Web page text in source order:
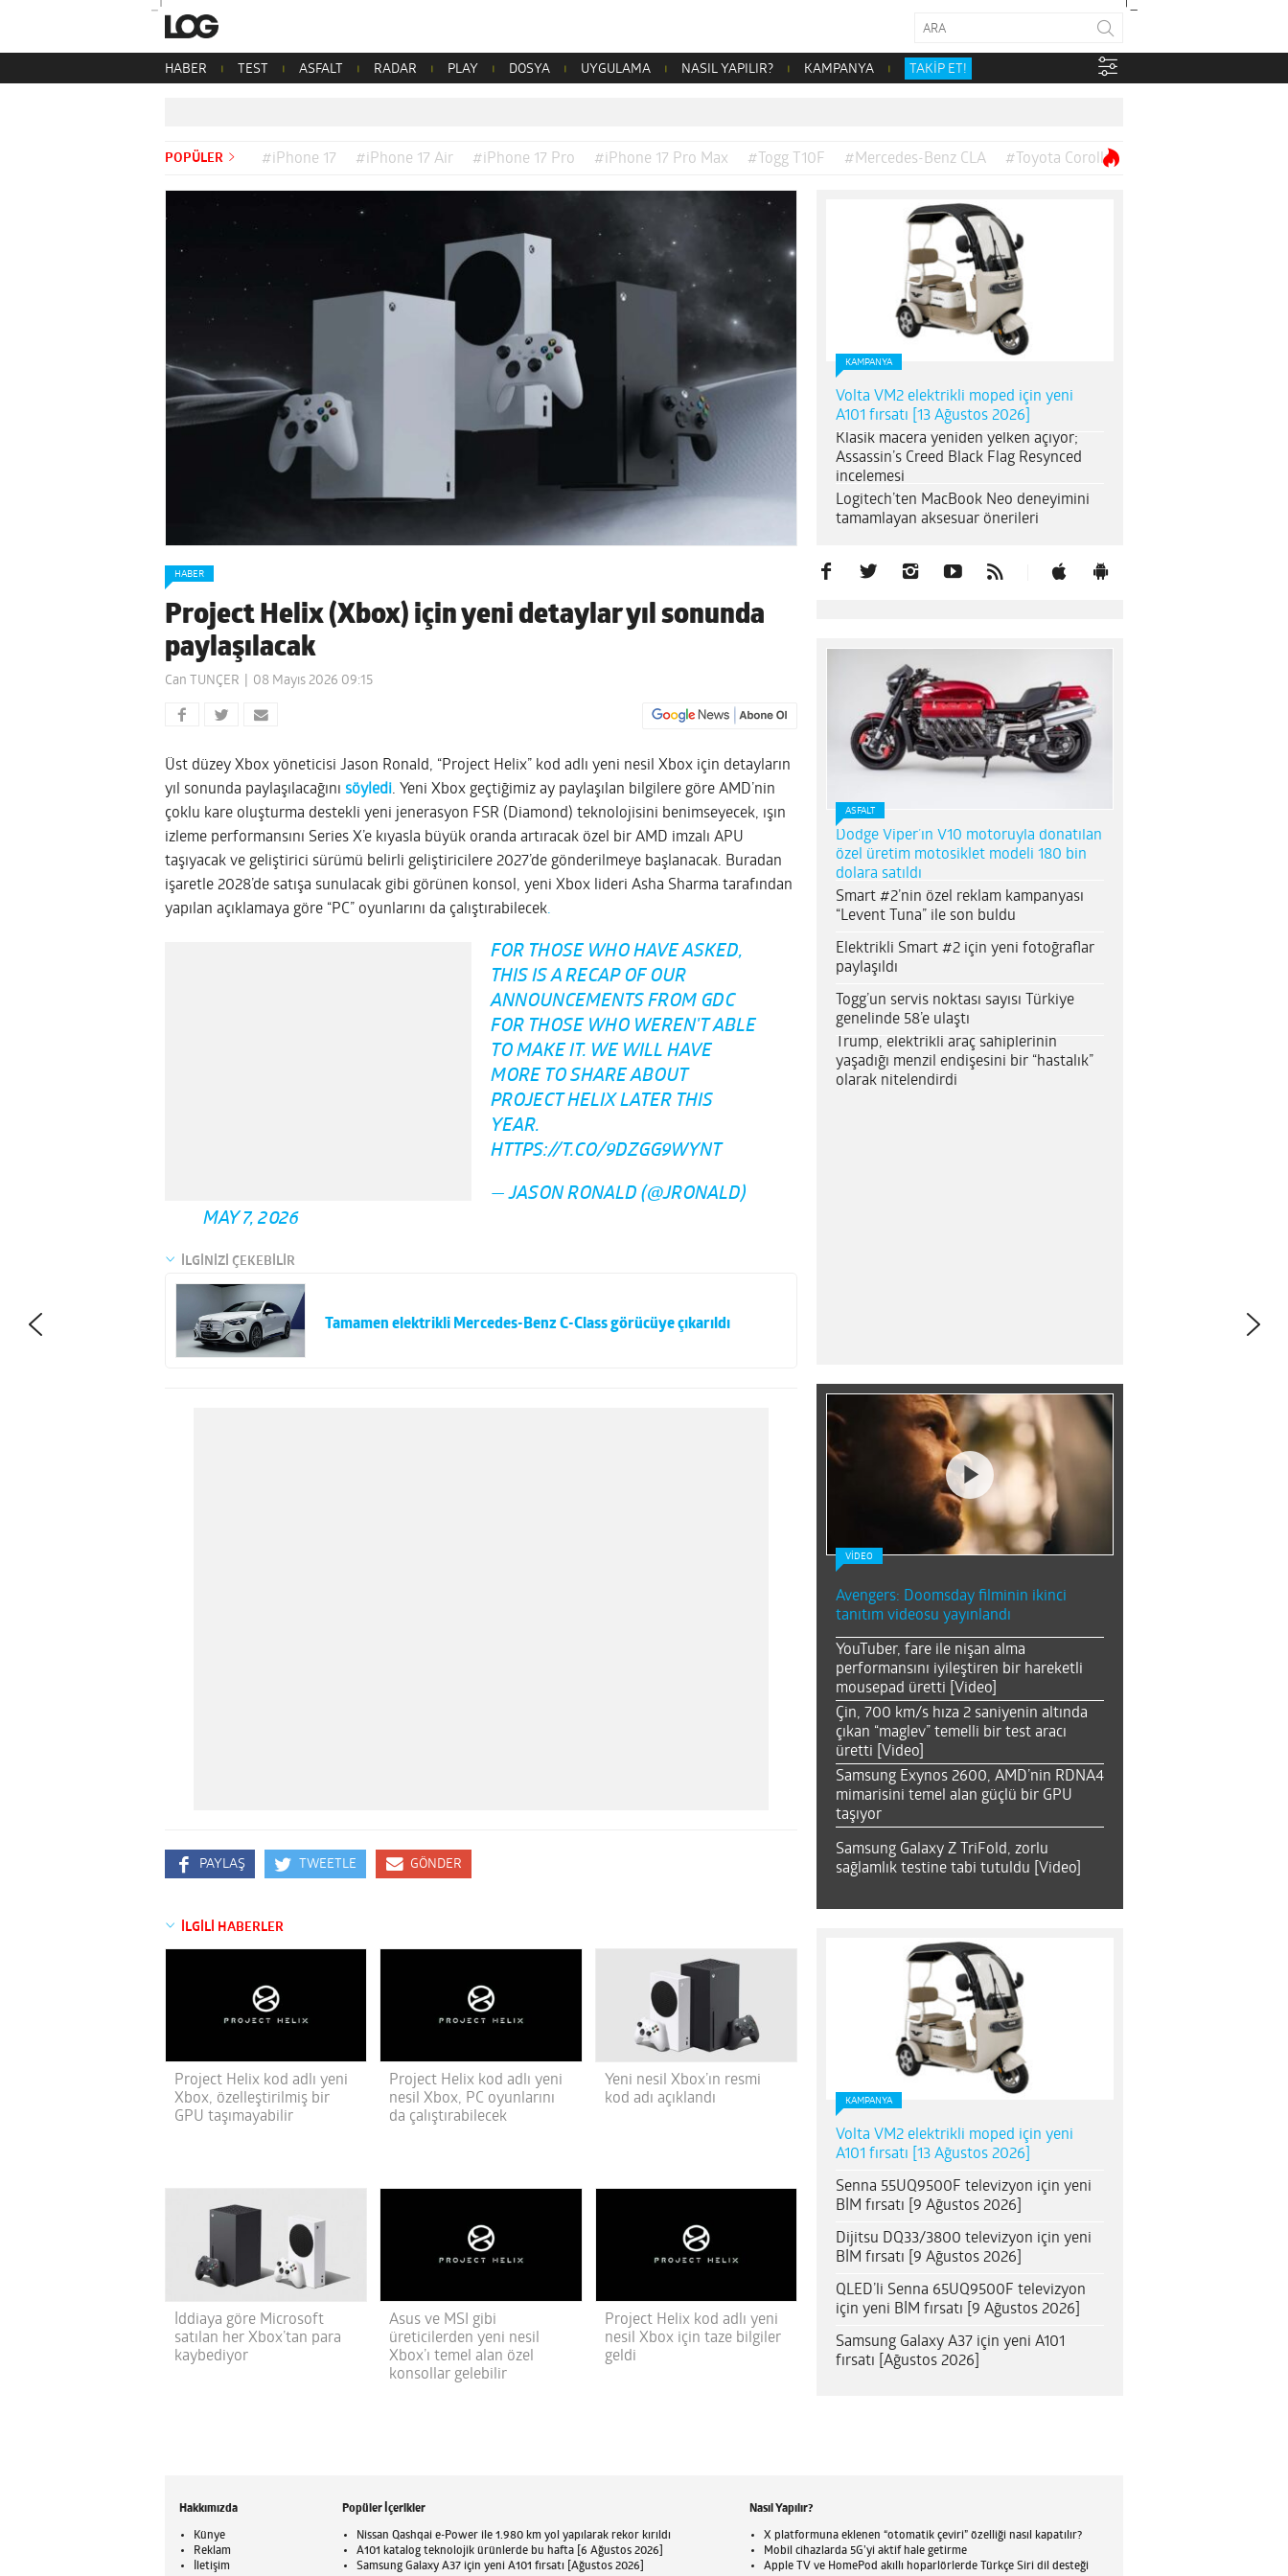
HABER TEST ASFALT RADAR PLAY DOSYA UYGULAMA NASIL YAPILIR? KAMPANYA TAKİP ET!
POPÜLER #iPhone 17 #iPhone 17 Air #iPhone 17 Pro #iPhone 17 Pro Max #Togg T10F #Mercedes-Benz CLA #Toyota Corolla
HABER
Project Helix (Xbox) için yeni detaylar yıl sonunda
paylaşılacak
Can TUNÇER 08 Mayıs 2026 09:15
Üst düzey Xbox yöneticisi Jason Ronald, “Project Helix” kod adlı yeni nesil Xbox için detayların
yıl sonunda paylaşılacağını söyledi. Yeni Xbox geçtiğimiz ay paylaşılan bilgilere göre AMD’nin
çoklu kare oluşturma destekli yeni jenerasyon FSR (Diamond) teknolojisini benimseyecek, ışın
izleme performansını Series X’e kıyasla büyük oranda artıracak özel bir AMD imzalı APU
taşıyacak ve geliştirici sürümü belirli geliştiricilere 2027’de gönderilmeye başlanacak. Buradan
işaretle 2028’de satışa sunulacak gibi görünen konsol, yeni Xbox lideri Asha Sharma tarafından
yapılan açıklamaya göre “PC” oyunlarını da çalıştırabilecek.
FOR THOSE WHO HAVE ASKED,
THIS IS A RECAP OF OUR
ANNOUNCEMENTS FROM GDC
FOR THOSE WHO WEREN'T ABLE
TO MAKE IT. WE WILL HAVE
MORE TO SHARE ABOUT
PROJECT HELIX LATER THIS
YEAR.
HTTPS://T.CO/9DZGG9WYNT
— JASON RONALD (@JRONALD)
MAY 7, 2026
İLGİNİZİ ÇEKEBİLİR
Tamamen elektrikli Mercedes-Benz C-Class görücüye çıkarıldı
PAYLAŞ TWEETLE GÖNDER
İLGİLİ HABERLER
Project Helix kod adlı yeni
Xbox, özelleştirilmiş bir
GPU taşımayabilir
Project Helix kod adlı yeni
nesil Xbox, PC oyunlarını
da çalıştırabilecek
Yeni nesil Xbox’ın resmi
kod adı açıklandı
İddiaya göre Microsoft
satılan her Xbox’tan para
kaybediyor
Asus ve MSI gibi
üreticilerden yeni nesil
Xbox’ı temel alan özel
konsollar gelebilir
Project Helix kod adlı yeni
nesil Xbox için taze bilgiler
geldi
KAMPANYA
Volta VM2 elektrikli moped için yeni
A101 fırsatı [13 Ağustos 2026]
Klasik macera yeniden yelken açıyor;
Assassin’s Creed Black Flag Resynced
incelemesi
Logitech’ten MacBook Neo deneyimini
tamamlayan aksesuar önerileri
ASFALT
Dodge Viper’ın V10 motoruyla donatılan
özel üretim motosiklet modeli 180 bin
dolara satıldı
Smart #2’nin özel reklam kampanyası
“Levent Tuna” ile son buldu
Elektrikli Smart #2 için yeni fotoğraflar
paylaşıldı
Togg’un servis noktası sayısı Türkiye
genelinde 58’e ulaştı
Trump, elektrikli araç sahiplerinin
yaşadığı menzil endişesini bir “hastalık”
olarak nitelendirdi
VİDEO
Avengers: Doomsday filminin ikinci
tanıtım videosu yayınlandı
YouTuber, fare ile nişan alma
performansını iyileştiren bir hareketli
mousepad üretti [Video]
Çin, 700 km/s hıza 2 saniyenin altında
çıkan “maglev” temelli bir test aracı
üretti [Video]
Samsung Exynos 2600, AMD’nin RDNA4
mimarisini temel alan güçlü bir GPU
taşıyor
Samsung Galaxy Z TriFold, zorlu
sağlamlık testine tabi tutuldu [Video]
KAMPANYA
Volta VM2 elektrikli moped için yeni
A101 fırsatı [13 Ağustos 2026]
Senna 55UQ9500F televizyon için yeni
BİM fırsatı [9 Ağustos 2026]
Dijitsu DQ33/3800 televizyon için yeni
BİM fırsatı [9 Ağustos 2026]
QLED’li Senna 65UQ9500F televizyon
için yeni BİM fırsatı [9 Ağustos 2026]
Samsung Galaxy A37 için yeni A101
fırsatı [Ağustos 2026]
Hakkımızda
Künye
Reklam
İletişim
Popüler İçerikler
Nissan Qashqai e-Power ile 1.980 km yol yapılarak rekor kırıldı
A101 katalog teknolojik ürünlerde bu hafta [6 Ağustos 2026]
Samsung Galaxy A37 için yeni A101 fırsatı [Ağustos 2026]
Nasıl Yapılır?
X platformuna eklenen “otomatik çeviri” özelliği nasıl kapatılır?
Mobil cihazlarda 5G’yi aktif hale getirme
Apple TV ve HomePod akıllı hoparlörlerde Türkçe Siri dil desteği